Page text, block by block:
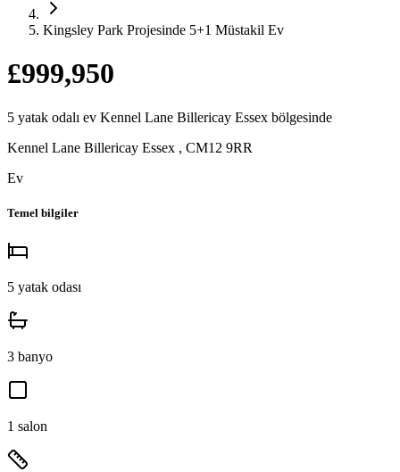
Kingsley Park Projesinde 5+1 Müstakil Ev
£999,950
5 yatak odalı ev Kennel Lane Billericay Essex bölgesinde
Kennel Lane Billericay Essex , CM12 9RR
Ev
Temel bilgiler
5 yatak odası
3 banyo
1 salon